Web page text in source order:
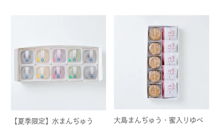
【夏季限定】水まんぢゅう
大島まんぢゅう・蜜入りゆべ